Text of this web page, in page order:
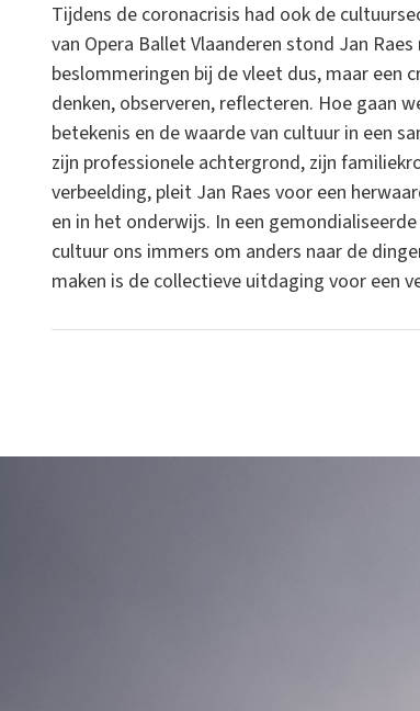
Tijdens de coronacrisis had ook de
van Opera Ballet Vlaanderen stond Jan
beslommeringen bij de vleet dus, maar een
denken, observeren, reflecteren. Hoe gaan
betekenis en de waarde van cultuur in een
zijn professionele achtergrond, zijn
verbeelding, pleit Jan Raes voor een
en in het onderwijs. In een
cultuur ons immers om anders naar de
maken is de collectieve uitdaging voor een